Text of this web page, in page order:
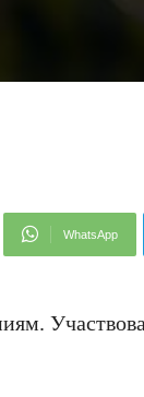
WhatsApp